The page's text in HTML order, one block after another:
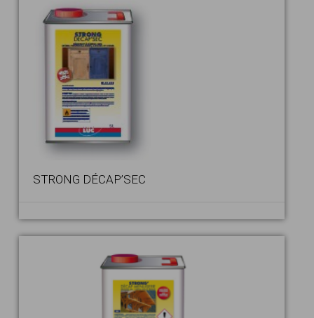
STRONG DÉCAP’SEC